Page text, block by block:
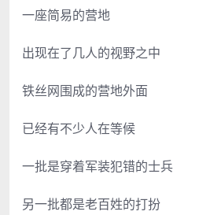
一座简易的营地
出现在了几人的视野之中
铁丝网围成的营地外面
已经有不少人在等候
一批是穿着军装犯错的士兵
另一批都是老百姓的打扮